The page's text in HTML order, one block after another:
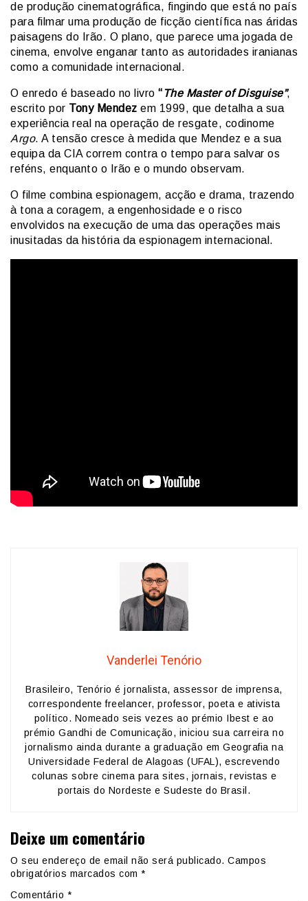
de produção cinematográfica, fingindo que está no país
para filmar uma produção de ficção científica nas áridas
paisagens do Irão. O plano, que parece uma jogada de
cinema, envolve enganar tanto as autoridades iranianas
como a comunidade internacional.
O enredo é baseado no livro “The Master of Disguise”,
escrito por Tony Mendez em 1999, que detalha a sua
experiência real na operação de resgate, codinome
Argo. A tensão cresce à medida que Mendez e a sua
equipa da CIA correm contra o tempo para salvar os
reféns, enquanto o Irão e o mundo observam.
O filme combina espionagem, acção e drama, trazendo
à tona a coragem, a engenhosidade e o risco
envolvidos na execução de uma das operações mais
inusitadas da história da espionagem internacional.
Vanderlei Tenório
Brasileiro, Tenório é jornalista, assessor de imprensa,
correspondente freelancer, professor, poeta e ativista
político. Nomeado seis vezes ao prémio Ibest e ao
prémio Gandhi de Comunicação, iniciou sua carreira no
jornalismo ainda durante a graduação em Geografia na
Universidade Federal de Alagoas (UFAL), escrevendo
colunas sobre cinema para sites, jornais, revistas e
portais do Nordeste e Sudeste do Brasil.
Deixe um comentário
O seu endereço de email não será publicado. Campos
obrigatórios marcados com *
Comentário *